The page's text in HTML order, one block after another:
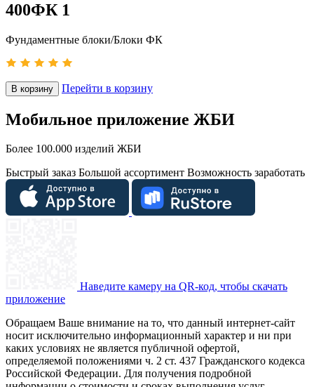
400ФК 1
Фундаментные блоки/Блоки ФК
В корзину Перейти в корзину
Мобильное приложение ЖБИ
Более 100.000 изделий ЖБИ
Быстрый заказ Большой ассортимент Возможность заработать
Наведите камеру на QR-код, чтобы скачать
приложение
Обращаем Ваше внимание на то, что данный интернет-сайт
носит исключительно информационный характер и ни при
каких условиях не является публичной офертой,
определяемой положениями ч. 2 ст. 437 Гражданского кодекса
Российской Федерации. Для получения подробной